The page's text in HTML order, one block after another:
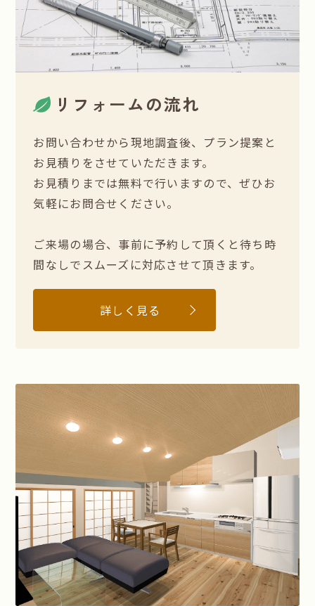
リフォームの流れ
お問い合わせから現地調査後、プラン提案と
お見積りをさせていただきます。
お見積りまでは無料で行いますので、ぜひお
気軽にお問合せください。
ご来場の場合、事前に予約して頂くと待ち時
間なしでスムーズに対応させて頂きます。
詳しく見る